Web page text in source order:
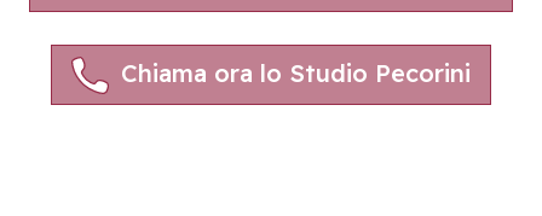
Chiama ora lo Studio Pecorini